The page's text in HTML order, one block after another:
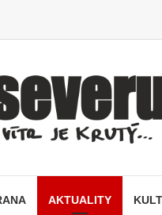
AKTUALITY